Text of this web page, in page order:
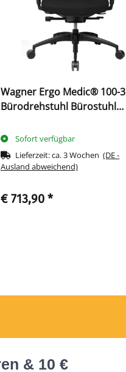
Wagner Ergo Medic® 100-3
Bürodrehstuhl Bürostuhl
TECHNIK 216707 schwarz
Sofort verfügbar
Lieferzeit:ca. 3 Wochen(DE -
Ausland abweichend)
€ 713,90 *